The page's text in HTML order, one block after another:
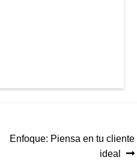
Siguiente:
Enfoque: Piensa en tu cliente
ideal